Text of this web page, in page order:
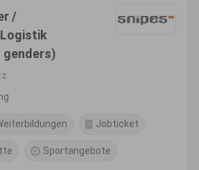
/
genders)
Jobticket
Sportangebote